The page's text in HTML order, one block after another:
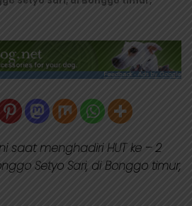
saat menghadiri HUT ke – 2
Setyo Sari, di Bonggo timur,